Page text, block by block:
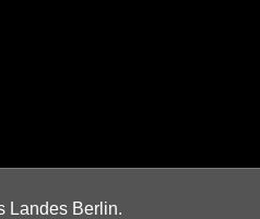
Landes Berlin.